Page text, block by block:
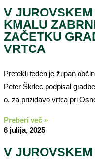
V
KMALU
ZAČETKU
VRTCA
Pretekli teden je župan
Peter Škrlec podpisal
o. za prizidavo vrtca pri
Preberi več »
6 julija, 2025
V